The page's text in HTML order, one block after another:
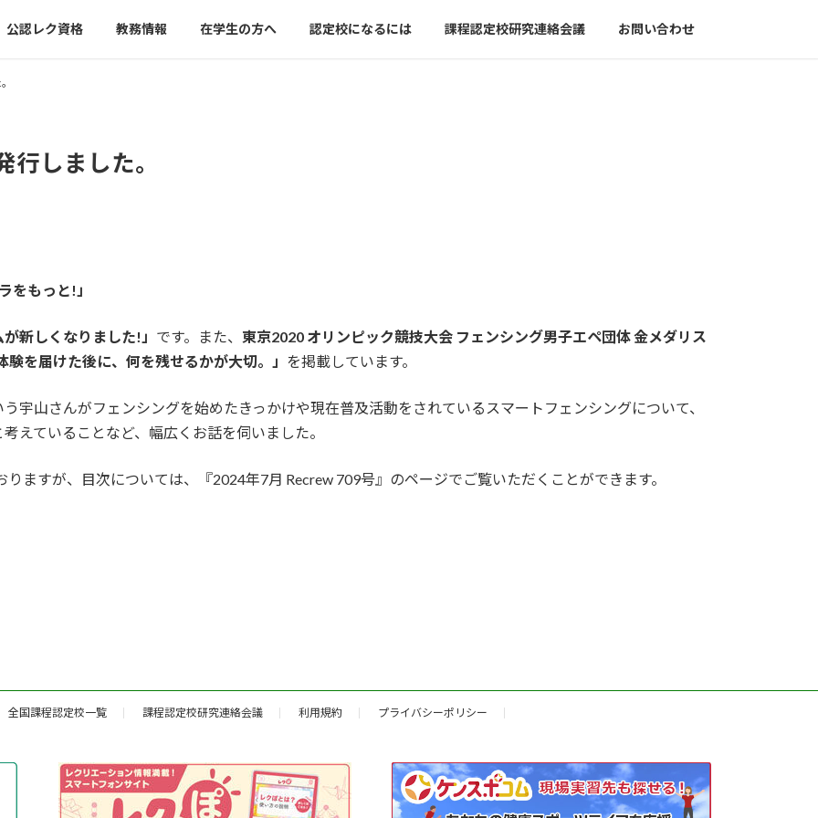
公認レク資格 教務情報 在学生の方へ 認定校になるには 課程認定校研究連絡会議 お問い合わせ
しました。
をもっと!」
新しくなりました!」 です。また、 東京2020 オリンピック競技大会 フェンシング男子エペ団体 金メダリス
を届けた後に、何を残せるかが大切。」 を掲載しています。
宇山さんがフェンシングを始めたきっかけや現在普及活動をされているスマートフェンシングについて、
えていることなど、幅広くお話を伺いました。
ますが、目次については、『2024年7月 Recrew 709号』のページでご覧いただくことができます。
全国課程認定校一覧 課程認定校研究連絡会議 利用規約 プライバシーポリシー